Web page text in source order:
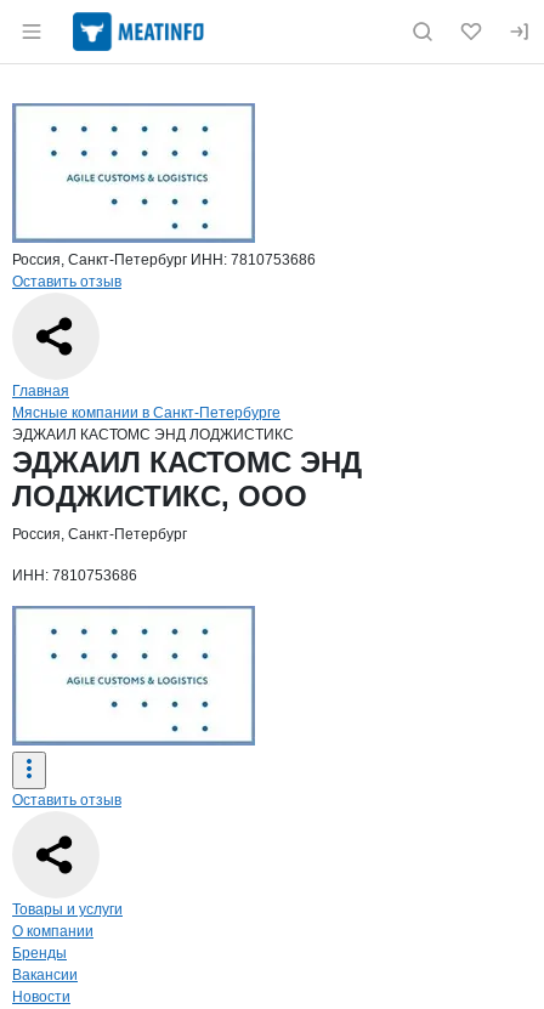
Раздел навигации по сайту meatinfo.ru
Страница компании
Краткая информация о компании
Россия, Санкт-Петербург ИНН: 7810753686
Оставить отзыв
Навигация по сайту
Главная
Мясные компании в Санкт-Петербурге
ЭДЖАИЛ КАСТОМС ЭНД ЛОДЖИСТИКС
Основная информация о компании
ЭДЖАИЛ КАСТОМС ЭНД
ЛОДЖИСТИКС, ООО
Россия, Санкт-Петербург
ИНН: 7810753686
Оставить отзыв
Навигация по странице
Товары и услуги
О компании
Бренды
Вакансии
Новости